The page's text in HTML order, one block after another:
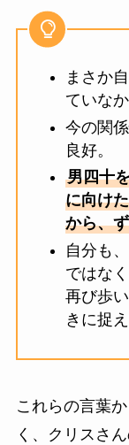
まさか
ていなか
今の関
良好。
男四十
に向け
から、
自分も
ではな
再び歩
きに捉
これらの言葉
く、クリスさ